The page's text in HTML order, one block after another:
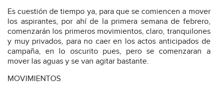
Es cuestión de tiempo ya, para que se comiencen a mover
los aspirantes, por ahí de la primera semana de febrero,
comenzarán los primeros movimientos, claro, tranquilones
y muy privados, para no caer en los actos anticipados de
campaña, en lo oscurito pues, pero se comenzaran a
mover las aguas y se van agitar bastante.
MOVIMIENTOS